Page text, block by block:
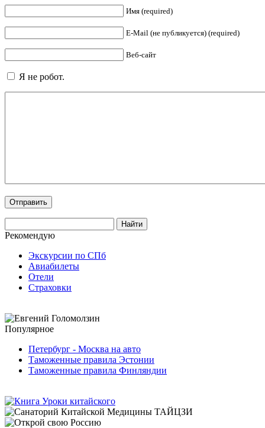
Имя (required)
E-Mail (не публикуется) (required)
Веб-сайт
Я не робот.
Рекомендую
Экскурсии по СПб
Авиабилеты
Отели
Страховки
Популярное
Петербург - Москва на авто
Таможенные правила Эстонии
Таможенные правила Финляндии